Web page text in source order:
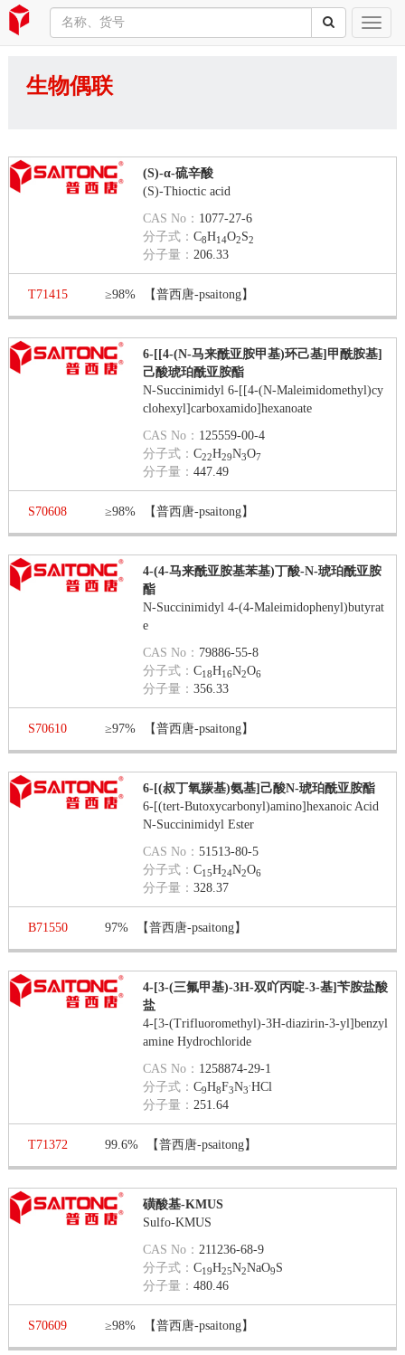
生物偶联
(S)-α-硫辛酸
(S)-Thioctic acid
CAS No： 1077-27-6
分子式：C8H14O2S2
分子量：206.33
T71415 ≥98% 【普西唐-psaitong】
6-[[4-(N-马来酰亚胺甲基)环己基]甲酰胺基]
己酸琥珀酰亚胺酯
N-Succinimidyl 6-[[4-(N-Maleimidomethyl)cy
clohexyl]carboxamido]hexanoate
CAS No： 125559-00-4
分子式：C22H29N3O7
分子量：447.49
S70608 ≥98% 【普西唐-psaitong】
4-(4-马来酰亚胺基苯基)丁酸-N-琥珀酰亚胺
酯
N-Succinimidyl 4-(4-Maleimidophenyl)butyrat
e
CAS No： 79886-55-8
分子式：C18H16N2O6
分子量：356.33
S70610 ≥97% 【普西唐-psaitong】
6-[(叔丁氧羰基)氨基]己酸N-琥珀酰亚胺酯
6-[(tert-Butoxycarbonyl)amino]hexanoic Acid
N-Succinimidyl Ester
CAS No：51513-80-5
分子式：C15H24N2O6
分子量：328.37
B71550 97% 【普西唐-psaitong】
4-[3-(三氟甲基)-3H-双吖丙啶-3-基]苄胺盐酸
盐
4-[3-(Trifluoromethyl)-3H-diazirin-3-yl]benzyl
amine Hydrochloride
CAS No： 1258874-29-1
分子式：C9H8F3N3
.HCl
分子量：251.64
T71372 99.6% 【普西唐-psaitong】
磺酸基-KMUS
Sulfo-KMUS
CAS No：211236-68-9
分子式：C19H25N2NaO9S
分子量：480.46
S70609 ≥98% 【普西唐-psaitong】